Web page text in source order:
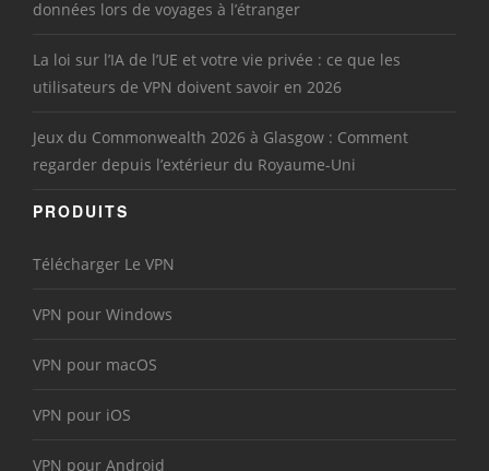
données lors de voyages à l’étranger
La loi sur l’IA de l’UE et votre vie privée : ce que les
utilisateurs de VPN doivent savoir en 2026
Jeux du Commonwealth 2026 à Glasgow : Comment
regarder depuis l’extérieur du Royaume-Uni
PRODUITS
Télécharger Le VPN
VPN pour Windows
VPN pour macOS
VPN pour iOS
VPN pour Android